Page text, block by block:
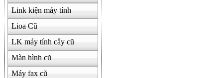
Link kiện máy tính
Lioa Cũ
LK máy tính cây cũ
Màn hình cũ
Máy fax cũ